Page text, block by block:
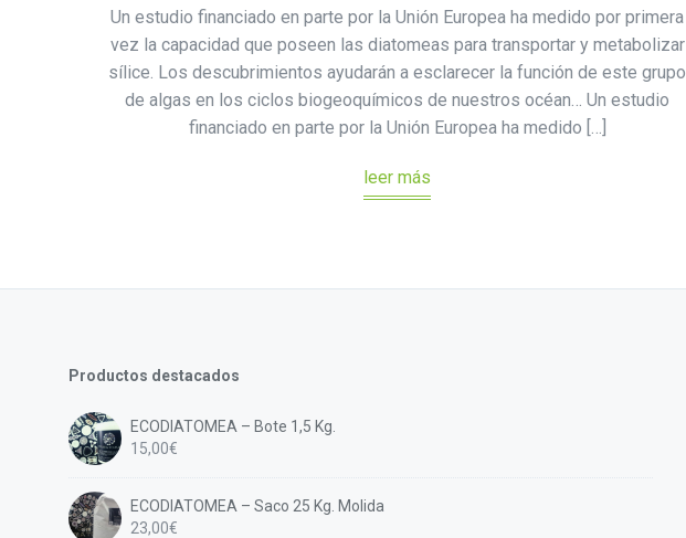
Un estudio financiado en parte por la Unión Europea ha medido por primera
vez la capacidad que poseen las diatomeas para transportar y metabolizar
sílice. Los descubrimientos ayudarán a esclarecer la función de este grupo
de algas en los ciclos biogeoquímicos de nuestros océan… Un estudio
financiado en parte por la Unión Europea ha medido […]
leer más
Productos destacados
ECODIATOMEA – Bote 1,5 Kg.
15,00€
ECODIATOMEA – Saco 25 Kg. Molida
23,00€